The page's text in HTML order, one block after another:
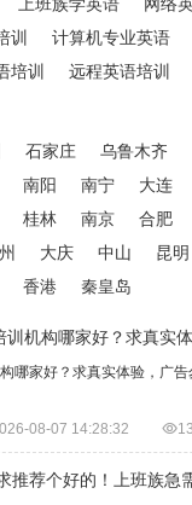
训
计算机专业英语
培训
远程英语培训
石家庄
乌鲁木齐
南阳 南宁
大连
桂林 南京
合肥
大庆 中山
昆明
香港 秦皇岛
机构哪家好？求真实
哪家好？求真实体验，广
08-07 14:28:32 
推荐个好的！上班族急